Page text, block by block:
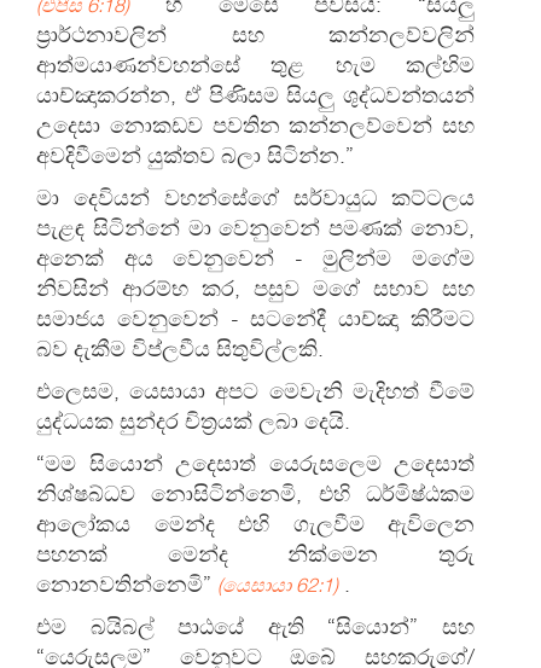
(එපීස 6:18)
ප්‍රාර්ථනාවලින් සහ කන්නලව්වලින්
ආත්මයාණන්වහන්සේ තුළ හැම කල්හිම
යාච්ඤාකරන්න, ඒ පිණිසම සියලු ශුද්ධවන්තයන්
උදෙසා නොකඩව පවතින කන්නලව්වෙන් සහ
අවදිවීමෙන් යුක්තව බලා සිටින්න.”
මා දෙවියන් වහන්සේගේ සර්වායුධ කට්ටලය
පැළඳ සිටින්නේ මා වෙනුවෙන් පමණක් නොව,
අනෙක් අය වෙනුවෙන් - මුලින්ම මගේම
නිවසින් ආරම්භ කර, පසුව මගේ සභාව සහ
සමාජය වෙනුවෙන් - සටනේදී යාච්ඤා කිරීමට
බව දැකීම විප්ලවීය සිතුවිල්ලකි.
එලෙසම, යෙසායා අපට මෙවැනි මැදිහත් වීමේ
යුද්ධයක සුන්දර චිත්‍රයක් ලබා දෙයි.
“මම සියොන් උදෙසාත් යෙරුසලෙම උදෙසාත්
නිශ්ෂබ්ධව නොසිටින්නෙමි, එහි ධර්මිෂ්ඨකම
ආලෝකය මෙන්ද එහි ගැලවීම ඇවිලෙන
පහනක් මෙන්ද නික්මෙන තුරු
නොනවතින්නෙමි” (යෙසායා 62:1).
එම බයිබල් පාඨයේ ඇති “සියොන්” සහ
“යෙරුසලම” වෙනුවට ඔබේ සහකරුගේ/